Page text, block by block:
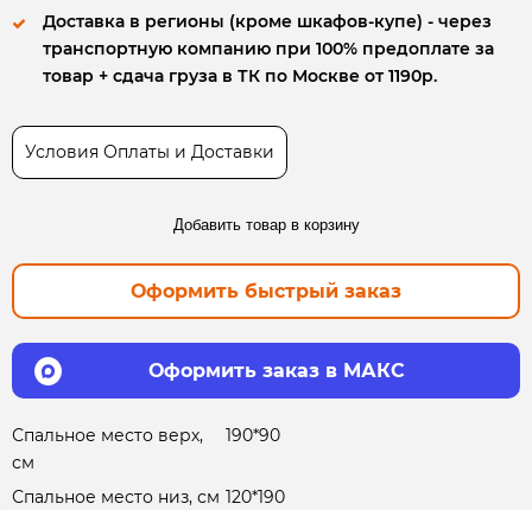
Доставка в регионы (кроме шкафов-купе) - через
транспортную компанию при 100% предоплате за
товар + сдача груза в ТК по Москве от 1190р.
Условия Оплаты и Доставки
Добавить товар в корзину
Оформить быстрый заказ
Оформить заказ в МАКС
Спальное место верх,
см
190*90
Спальное место низ, см 120*190